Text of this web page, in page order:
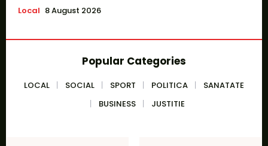
Local 8 August 2026
Popular Categories
LOCAL SOCIAL SPORT POLITICA
SANATATE
BUSINESS
JUSTITIE